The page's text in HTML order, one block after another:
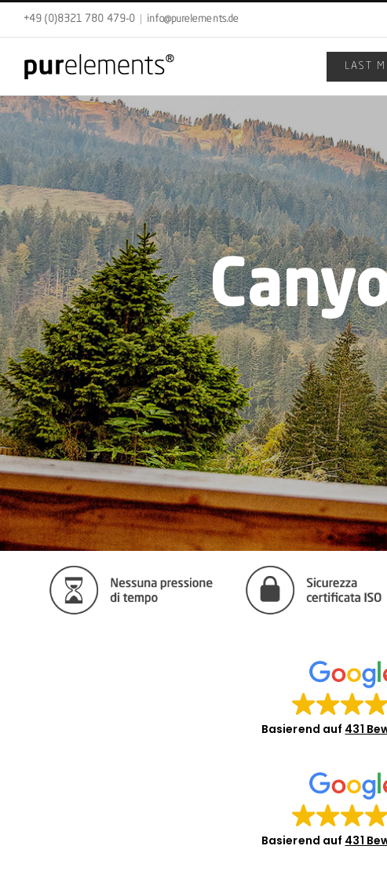
+49 (0)8321 780 479-0 info@purelements.de
LAST
Basierend auf 431
Basierend auf 431